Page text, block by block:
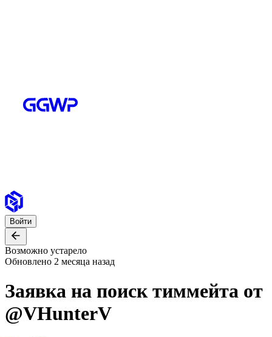
Войти
Возможно устарело
Обновлено 2 месяца назад
Заявка на поиск тиммейта от
@VHunterV